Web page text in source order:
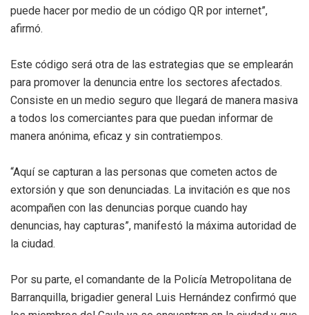
puede hacer por medio de un código QR por internet”,
afirmó.
Este código será otra de las estrategias que se emplearán
para promover la denuncia entre los sectores afectados.
Consiste en un medio seguro que llegará de manera masiva
a todos los comerciantes para que puedan informar de
manera anónima, eficaz y sin contratiempos.
“Aquí se capturan a las personas que cometen actos de
extorsión y que son denunciadas. La invitación es que nos
acompañen con las denuncias porque cuando hay
denuncias, hay capturas”, manifestó la máxima autoridad de
la ciudad.
Por su parte, el comandante de la Policía Metropolitana de
Barranquilla, brigadier general Luis Hernández confirmó que